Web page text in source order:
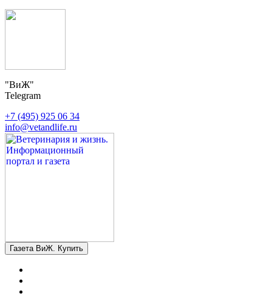
"ВиЖ"
Telegram
+7 (495) 925 06 34
info@vetandlife.ru
Газета ВиЖ. Купить